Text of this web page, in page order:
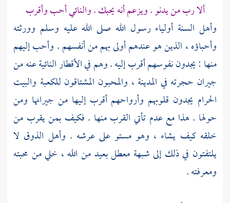
ألا رب من يدنو . ويزعم أنه يحبك . والنائي أحب وأقرب
وأهل السنة أولياء رسول الله صلى الله عليه وسلم وورثته
وأحباؤه ، الذين هو عندهم أولى بهم من أنفسهم . وأحب إليهم
منها : يجدون نفوسهم أقرب إليه . وهم في الأقطار النائية عنه من
جيران حجرته في المدينة ، والمحبون المشتاقون للكعبة والبيت
الحرام يجدون قلوبهم وأرواحهم أقرب إليها من جيرانها ومن
حولها . هذا مع عدم تأتي القرب منها . فكيف بمن يقرب من
خلقه كيف يشاء ، وهو مستو على عرشه . وأهل الذوق لا
يلتفتون في ذلك إلى شبهة معطل بعيد من الله ، خلي من محبته
ومعرفته .